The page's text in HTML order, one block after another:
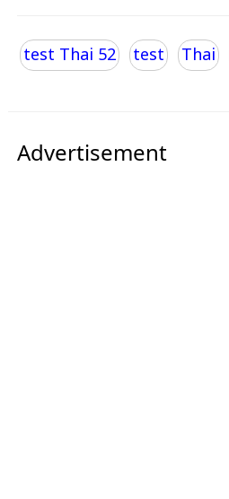
test Thai 52 test Thai
Advertisement